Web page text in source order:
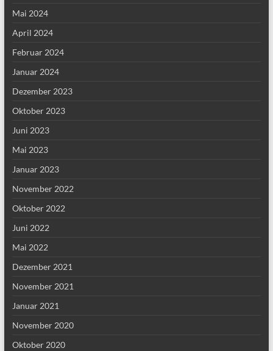
Mai 2024
April 2024
Februar 2024
Januar 2024
Dezember 2023
Oktober 2023
Juni 2023
Mai 2023
Januar 2023
November 2022
Oktober 2022
Juni 2022
Mai 2022
Dezember 2021
November 2021
Januar 2021
November 2020
Oktober 2020